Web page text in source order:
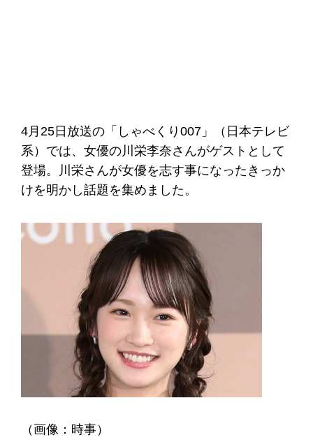
4月25日放送の「しゃべくり007」（日本テレビ
系）では、女優の川栄李奈さんがゲストとして
登場。川栄さんが女優を志す事になったきっか
けを明かし話題を集めました。
（画像：時事）